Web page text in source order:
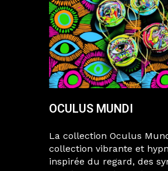
OCULUS MUNDI
La collection Oculus
collection vibrante et
inspirée du regard, des